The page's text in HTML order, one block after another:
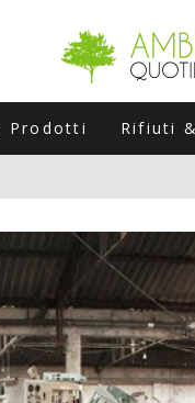
Prodotti Rifiuti
STAGIONALI
ROVINARTI
"PLUG